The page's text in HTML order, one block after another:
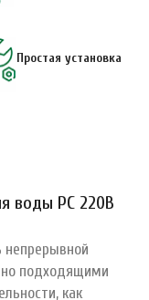
Простая установка
воды PC 220B
непрерывной
подходящими
как